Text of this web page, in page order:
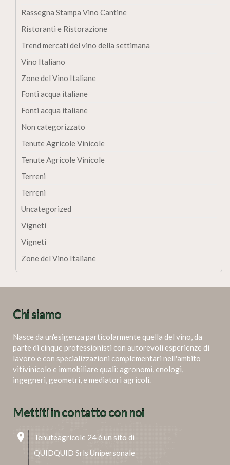
Rassegna Stampa Vino Cantine
Ristoranti e Ristorazione
Trend mercati del vino della settimana
Vino Italiano
Zone del Vino Italiane
Fonti acqua italiane
Fonti acqua italiane
Non categorizzato
Tenute Agricole Vinicole
Tenute Agricole Vinicole
Terreni
Terreni
Uncategorized
Vigneti
Vigneti
Zone del Vino Italiane
Chi siamo
Nasce da un'esigenza particolarmente quella del vino, da
parte di cinque professionisti con autorevoli esperienze di
lavoro e con specializzazioni complementari nell'ambito
vitivinicolo e immobiliare quali: agronomi, enologi,
ingegneri, geometri, e mediatori agricoli.
Mettiti in contatto con noi
Tenuteagricole 24 è un sito di
QUIDQUID Srls Unipersonale